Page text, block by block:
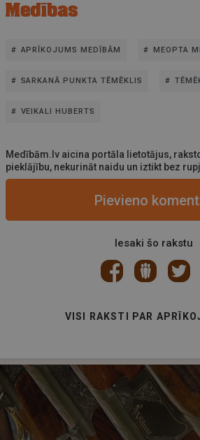
APRĪKOJUMS MEDĪBĀM MEOPTA
SARKANĀ PUNKTA TĒMĒKLIS
VEIKALI HUBERTS
Medībām.lv aicina portāla lietotājus,
pieklājību, nekurināt naidu un iztikt bez
Pievieno
Iesaki šo rakstu
VISI RAKSTI PAR